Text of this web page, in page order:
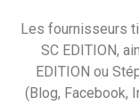
Les fournisseurs
SC EDITION,
EDITION ou
(Blog, Facebook,